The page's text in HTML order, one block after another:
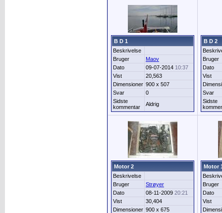
B D 1
Beskrivelse
Bruger
Maov
Dato
09-07-2014 10:37
Vist
20,563
Dimensioner 900 x 507
Svar
0
Sidste
kommentar
Aldrig
B D 2
Bruger
Dato
Vist
Svar
Sidste
Motor 2
Beskrivelse
Bruger
Strøyer
Dato
08-11-2009 20:21
Vist
30,404
Dimensioner 900 x 675
Motor
Bruger
Dato
Vist